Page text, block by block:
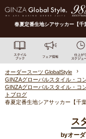
春夏定番生地シアサッカー【
オーダースーツ GlobalStyle
GINZAグローバルスタイル・コ
GINZAグローバルスタイル・コ
トブログ
春夏定番生地シアサッカー【千
ス
byオー